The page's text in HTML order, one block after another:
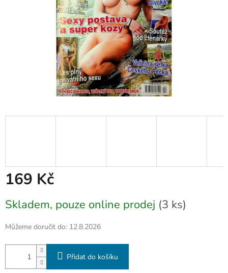
169 Kč
cena:
Skladem, pouze online prodej (3 ks)
Můžeme doručit do: 12.8.2026
Přidat do košíku